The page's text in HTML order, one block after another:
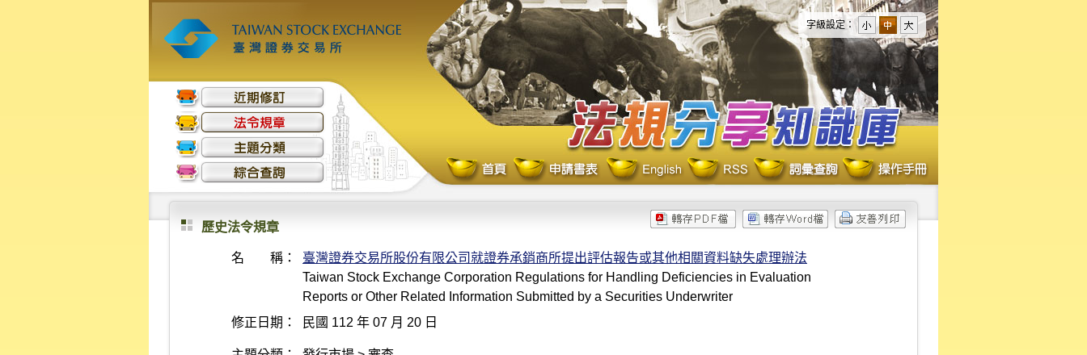
字級設定：
歷史法令規章
名 稱：
臺灣證券交易所股份有限公司就證券承銷商所提出評估報告或其他相關資料缺失處理辦法
Taiwan Stock Exchange Corporation Regulations for Handling Deficiencies in Evaluation
Reports or Other Related Information Submitted by a Securities Underwriter
修正日期：
民國 112 年 07 月 20 日